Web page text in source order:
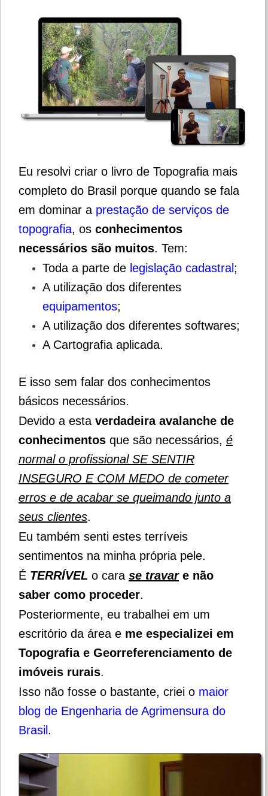
Eu resolvi criar o livro de Topografia mais
completo do Brasil porque quando se fala
em dominar a prestação de serviços de
topografia, os conhecimentos
necessários são muitos. Tem:
Toda a parte de legislação cadastral;
A utilização dos diferentes
equipamentos;
A utilização dos diferentes softwares;
A Cartografia aplicada.
E isso sem falar dos conhecimentos
básicos necessários.
Devido a esta verdadeira avalanche de
conhecimentos que são necessários, é
normal o profissional SE SENTIR
INSEGURO E COM MEDO de cometer
erros e de acabar se queimando junto a
seus clientes.
Eu também senti estes terríveis
sentimentos na minha própria pele.
É TERRÍVEL o cara se travare não
saber como proceder.
Posteriormente, eu trabalhei em um
escritório da área e me especializei em
Topografia e Georreferenciamento de
imóveis rurais.
Isso não fosse o bastante, criei o maior
blog de Engenharia de Agrimensura do
Brasil.